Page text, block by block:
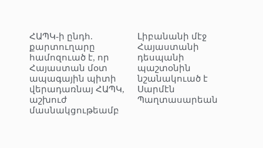
ՀԱՊԿ-ի ընդհ.
քարտուղարը
համոզուած է, որ
Հայաստան մօտ
ապագային պիտի
վերադառնայ ՀԱՊԿ,
աշխուժ
մասնակցութեամբ
Լիբանանի մէջ
Հայաստանի
դեսպանի
պաշտօնին
նշանակուած է
Սարմէն
Պաղտասարեան